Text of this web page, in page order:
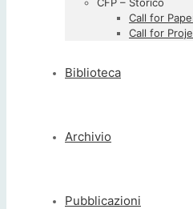
Call for
Call for
Biblioteca
Archivio
Pubblicazioni